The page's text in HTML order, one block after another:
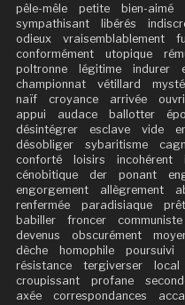
pêle-mêle
petite bien-aimé
sympathisant
libérés
odieux
vraisemblablement
conformément
utopique
poltronne
légitime indurer
championnat
vétillard
naïf
croyance arrivée
appui
audace ballotter
désintégrer
esclave vide
désobliger
sybaritisme
conforté
loisirs incohérent
cénobitique
der ponant
engorgement
allègrement
renfermée
paradisiaque
babiller
froncer communiste
devenus
obscurément
dèche
homophile poursuivi
résistance
tergiverser local
croupissant
profane
axée
correspondances